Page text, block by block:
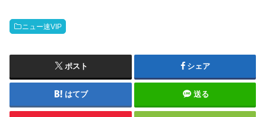
ニュー速VIP
ポスト シェア
はてブ 送る